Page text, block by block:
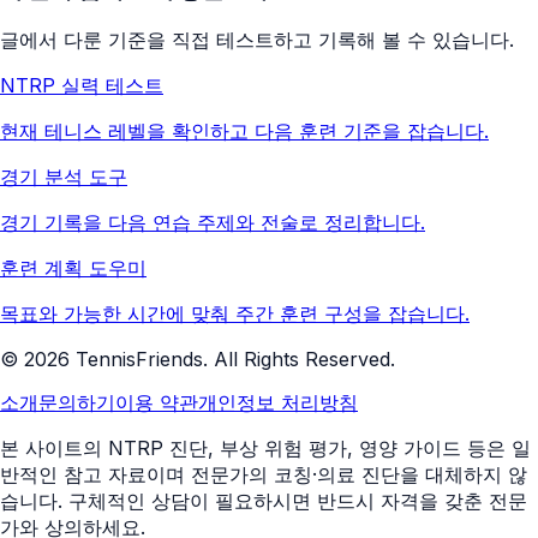
글에서 다룬 기준을 직접 테스트하고 기록해 볼 수 있습니다.
NTRP 실력 테스트
현재 테니스 레벨을 확인하고 다음 훈련 기준을 잡습니다.
경기 분석 도구
경기 기록을 다음 연습 주제와 전술로 정리합니다.
훈련 계획 도우미
목표와 가능한 시간에 맞춰 주간 훈련 구성을 잡습니다.
© 2026 TennisFriends. All Rights Reserved.
소개문의하기이용 약관개인정보 처리방침
본 사이트의 NTRP 진단, 부상 위험 평가, 영양 가이드 등은 일
반적인 참고 자료이며 전문가의 코칭·의료 진단을 대체하지 않
습니다. 구체적인 상담이 필요하시면 반드시 자격을 갖춘 전문
가와 상의하세요.